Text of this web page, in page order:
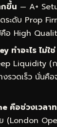
ขึ้น — A+
ดระดับ Prop
อ High
ทำอะไร ไม่ใ
Liquidity (
รวดเร็ว นั่นคื
คือช่วงเวลา
(London